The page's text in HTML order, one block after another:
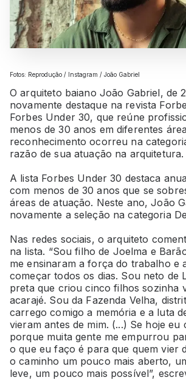
Fotos: Reprodução / Instagram / João Gabriel
O arquiteto baiano João Gabriel, de
novamente destaque na revista
Forbes Under 30, que reúne
menos de 30 anos em diferentes
reconhecimento ocorreu na
razão de sua atuação na arquitetura.
A lista Forbes Under 30 destaca
com menos de 30 anos que se
áreas de atuação. Neste ano, João
novamente a seleção na categoria
Nas redes sociais, o arquiteto
na lista. “Sou filho de Joelma e
me ensinaram a força do trabalho e
começar todos os dias. Sou neto de
preta que criou cinco filhos sozinha
acarajé. Sou da Fazenda Velha,
carrego comigo a memória e a luta
vieram antes de mim. (...) Se hoje eu
porque muita gente me empurrou
o que eu faço é para que quem vier
o caminho um pouco mais aberto,
leve, um pouco mais possível”,